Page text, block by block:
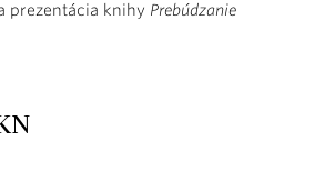
prezentácia knihy Prebúdzanie